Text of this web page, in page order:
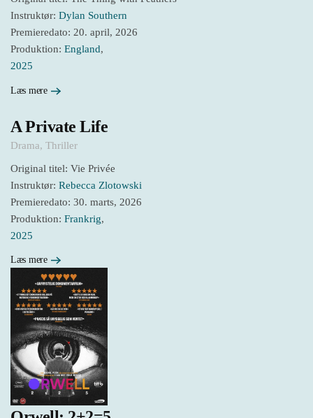
Instruktør: Dylan Southern
Premieredato: 20. april, 2026
Produktion: England,
2025
Læs mere
A Private Life
Drama, Thriller
Original titel: Vie Privée
Instruktør: Rebecca Zlotowski
Premieredato: 30. marts, 2026
Produktion: Frankrig,
2025
Læs mere